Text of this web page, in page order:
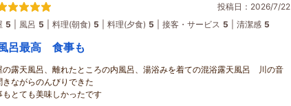
投稿日：2026/7/22
5 風呂 5 料理(朝食) 5 料理(夕食) 5 接客・サービス 5 清潔感 5
呂最高 食事も
の露天風呂、離れたところの内風呂、湯浴みを着ての混浴露天風呂 川の音
きながらのんびりできた
もとても美味しかったです